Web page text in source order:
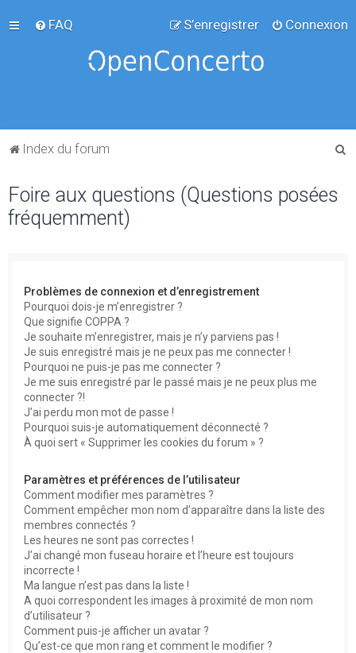
FAQ Connexion
S’enregistrer
Index du forum
Foire aux questions (Questions posées
fréquemment)
Problèmes de connexion et d’enregistrement
Pourquoi dois-je m’enregistrer ?
Que signifie COPPA ?
Je souhaite m’enregistrer, mais je n’y parviens pas !
Je suis enregistré mais je ne peux pas me connecter !
Pourquoi ne puis-je pas me connecter ?
Je me suis enregistré par le passé mais je ne peux plus me
connecter ?!
J’ai perdu mon mot de passe !
Pourquoi suis-je automatiquement déconnecté ?
À quoi sert « Supprimer les cookies du forum » ?
Paramètres et préférences de l’utilisateur
Comment modifier mes paramètres ?
Comment empêcher mon nom d’apparaître dans la liste des
membres connectés ?
Les heures ne sont pas correctes !
J’ai changé mon fuseau horaire et l’heure est toujours
incorrecte !
Ma langue n’est pas dans la liste !
A quoi correspondent les images à proximité de mon nom
d’utilisateur ?
Comment puis-je afficher un avatar ?
Qu’est-ce que mon rang et comment le modifier ?